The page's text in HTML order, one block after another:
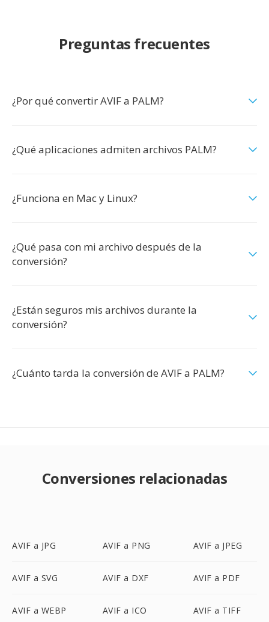
Preguntas frecuentes
¿Por qué convertir AVIF a PALM?
¿Qué aplicaciones admiten archivos PALM?
¿Funciona en Mac y Linux?
¿Qué pasa con mi archivo después de la
conversión?
¿Están seguros mis archivos durante la
conversión?
¿Cuánto tarda la conversión de AVIF a PALM?
Conversiones relacionadas
AVIF a JPG AVIF a PNG AVIF a JPEG
AVIF a SVG AVIF a DXF AVIF a PDF
AVIF a WEBP AVIF a ICO AVIF a TIFF